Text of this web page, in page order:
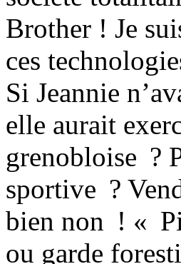
Brother ! Je
ces
Si Jeannie
elle aurait
grenobloise ?
sportive ?
bien non ! «
ou garde